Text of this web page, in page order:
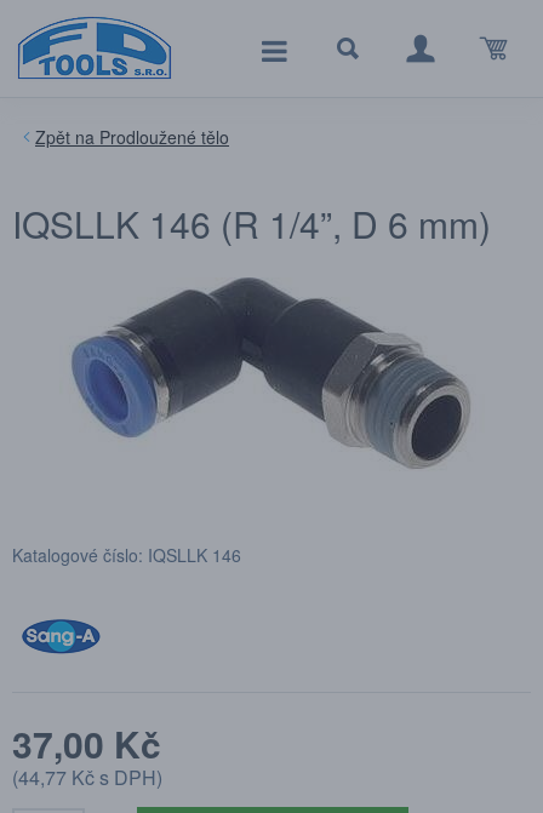
Prodloužené tělo
IQSLLK 146 (R 1/4”, D 6 mm)
Katalogové číslo: IQSLLK 146
37,00 Kč
(44,77 Kčs DPH)